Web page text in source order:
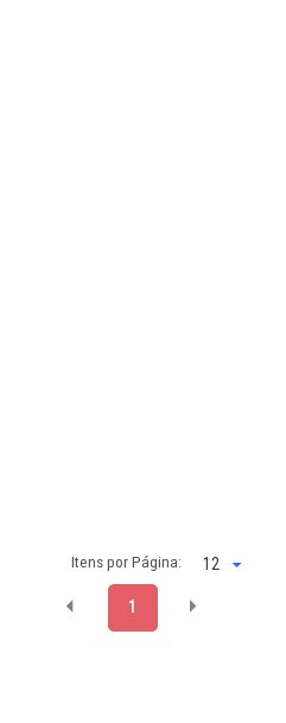
Itens por Página:
1